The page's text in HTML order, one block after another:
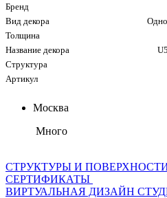
Бренд
Вид декора
Толщина
Название декора
Структура
Артикул
Москва
Много
СТРУКТУРЫ И
СЕРТИФИКАТЫ
ВИРТУАЛЬНАЯ ДИЗАЙН